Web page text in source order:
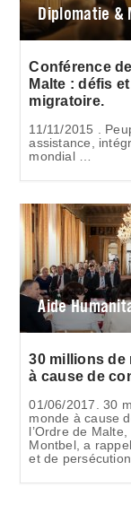
Diplomatie &
Conférence
Malte : défis
migratoire.
11/11/2015 .
assistance,
mondial …
Aide
30 millions de
à cause de
01/06/2017. 30
monde à cause
l’Ordre de
Montbel, a
et de